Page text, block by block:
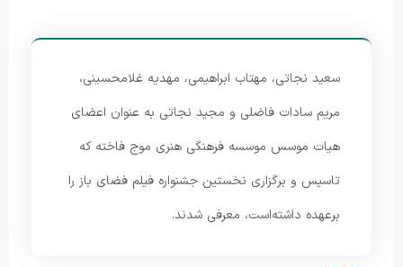
سعید نجاتی، مهتاب ابراهیمی، مهدیه غلامحسینی،
مریم سادات فاضلی و مجید نجاتی به عنوان اعضای
هیات موسس موسسه فرهنگی هنری موج فاخته که
تاسیس و برگزاری نخستین جشنواره فیلم فضای باز را
برعهده داشته‌است، معرفی شدند.